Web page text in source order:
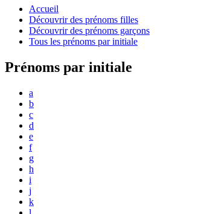
Accueil
Découvrir des prénoms filles
Découvrir des prénoms garçons
Tous les prénoms par initiale
Prénoms par initiale
a
b
c
d
e
f
g
h
i
j
k